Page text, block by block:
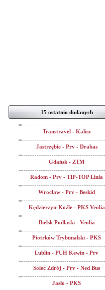
15 ostatnio dodanych
Transtravel - Kalisz
Jastrzębie - Prv - Drabas
Gdańsk - ZTM
Radom - Prv - TIP-TOP Linia
Wrocław - Prv - Beskid
Kędzierzyn-Koźle - PKS Veolia
Bielsk Podlaski - Veolia
Piotrków Trybunalski - PKS
Lublin - PUH Kewin - Prv
Solec Zdrój - Prv - Ned Bus
Jasło - PKS